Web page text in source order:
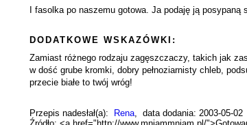
I fasolka po naszemu gotowa. Ja podaję ją posypaną
DODATKOWE WSKAZÓWKI:
Zamiast różnego rodzaju zagęszczaczy, takich jak
w dość grube kromki, dobry pełnoziarnisty chleb,
przecie białe to twój wróg!
Przepis nadesłał(a): Rena, data dodania: 2003-05-02